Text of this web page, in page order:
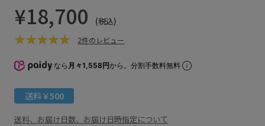
¥18,700 (税込)
2件のレビュー
なら 月々1,558円から。分割手数料無料
送料￥500
送料、お届け日数、お届け日時指定について